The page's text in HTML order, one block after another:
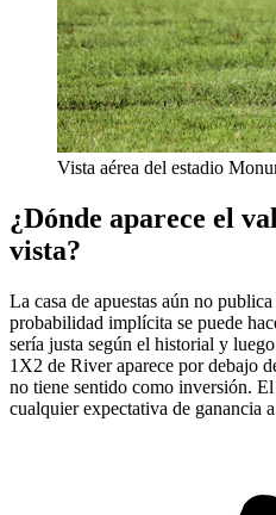
Vista aérea del estadio
¿Dónde aparece el
vista?
La casa de apuestas aún no
probabilidad implícita se puede
sería justa según el historial y
1X2 de River aparece por debajo
no tiene sentido como inversión.
cualquier expectativa de ganancia